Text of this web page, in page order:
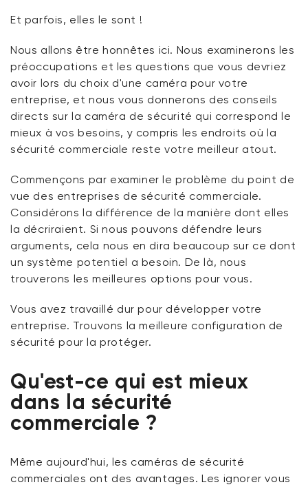
Et parfois, elles le sont !
Nous allons être honnêtes ici. Nous examinerons les
préoccupations et les questions que vous devriez
avoir lors du choix d'une caméra pour votre
entreprise, et nous vous donnerons des conseils
directs sur la caméra de sécurité qui correspond le
mieux à vos besoins, y compris les endroits où la
sécurité commerciale reste votre meilleur atout.
Commençons par examiner le problème du point de
vue des entreprises de sécurité commerciale.
Considérons la différence de la manière dont elles
la décriraient. Si nous pouvons défendre leurs
arguments, cela nous en dira beaucoup sur ce dont
un système potentiel a besoin. De là, nous
trouverons les meilleures options pour vous.
Vous avez travaillé dur pour développer votre
entreprise. Trouvons la meilleure configuration de
sécurité pour la protéger.
Qu'est-ce qui est mieux
dans la sécurité
commerciale ?
Même aujourd'hui, les caméras de sécurité
commerciales ont des avantages. Les ignorer vous